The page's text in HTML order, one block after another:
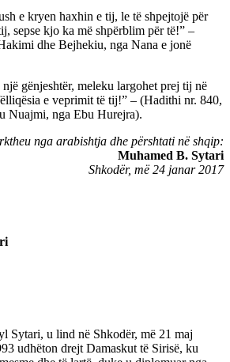
e kryen haxhin e tij, le të shpejtojë për
sepse kjo ka më shpërblim për të!” –
dhe Bejhekiu, nga Nana e jonë
gënjeshtër, meleku largohet prej tij në
e veprimit të tij!” – (Hadithi nr. 840,
Nuajmi, nga Ebu Hurejra).
nga arabishtja dhe përshtati në shqip:
Muhamed B. Sytari
Shkodër, më 24 janar 2017
Sytari, u lind në Shkodër, më 21 maj
udhëton drejt Damaskut të Sirisë, ku